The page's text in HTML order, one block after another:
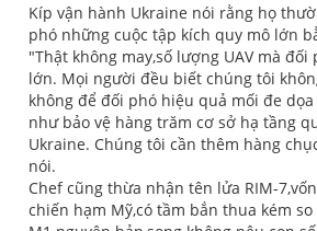
Kíp vận hành Ukraine nói rằng họ
phó những cuộc tập kích quy mô lớn
"Thật không may,số lượng UAV mà
lớn. Mọi người đều biết chúng tôi
không để đối phó hiệu quả mối đe
như bảo vệ hàng trăm cơ sở hạ tầng
Ukraine. Chúng tôi cần thêm hàng
nói.
Chef cũng thừa nhận tên lửa RIM-
chiến hạm Mỹ,có tầm bắn thua kém